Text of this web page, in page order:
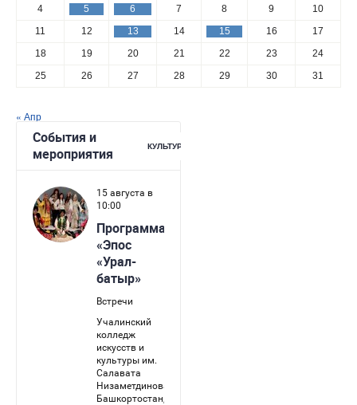
4 5 6 7 8 9
10
11
12 13 14 15 16
17
18
19 20 21 22 23
24
25
26 27 28 29 30 31
« Апр